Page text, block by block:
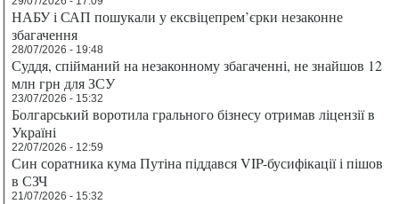
НАБУ і САП пошукали у ексвіцепрем’єрки незаконне
збагачення
28/07/2026 - 19:48
Суддя, спійманий на незаконному збагаченні, не знайшов 12
млн грн для ЗСУ
23/07/2026 - 15:32
Болгарський воротила грального бізнесу отримав ліцензії в
Україні
22/07/2026 - 12:59
Син соратника кума Путіна піддався VIP-бусифікації і пішов
в СЗЧ
21/07/2026 - 15:32